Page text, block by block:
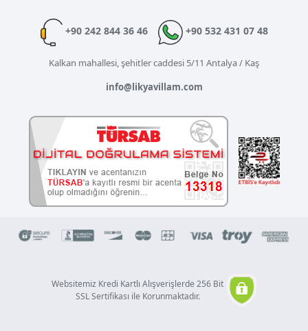
+90 242 844 36 46 +90 532 431 07 48
Kalkan mahallesi, şehitler caddesi 5/11 Antalya / Kaş
info@likyavillam.com
Websitemiz Kredi Kartlı Alışverişlerde 256 Bit
SSL Sertifikası ile Korunmaktadır.